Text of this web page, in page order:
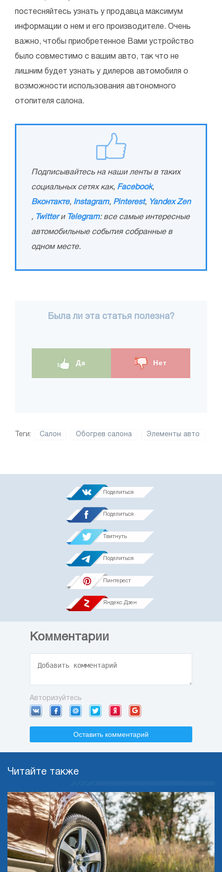
постесняйтесь узнать у продавца максимум
информации о нем и его производителе. Очень
важно, чтобы приобретенное Вами устройство
было совместимо с вашим авто, так что не
лишним будет узнать у дилеров автомобиля о
возможности использования автономного
отопителя салона.
Подписывайтесь на наши ленты в таких
социальных сетях как, Facebook,
Вконтакте, Instagram, Pinterest, Yandex Zen
, Twitterи Telegram: все самые интересные
автомобильные события собранные в
одном месте.
Была ли эта статья полезна?
Да Нет
Теги: Салон Обогрев салона Элементы авто
Поделиться
Поделиться
Твитнуть
Поделиться
Пинтерест
Яндекс.Дзен
Комментарии
Авторизуйтесь
Оставить комментарий
Читайте также